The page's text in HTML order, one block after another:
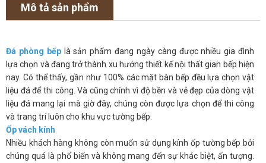
Mô tả sản phẩm
Đá phòng bếplà sản phẩm đang ngày càng được nhiều gia đình
lựa chọn và đang trở thành xu hướng thiết kế nội thất gian bếp hiện
nay. Có thể thấy, gần như 100% các mặt bàn bếp đều lựa chọn vật
liệu đá để thi công. Và cũng chính vì độ bền và vẻ đẹp của dòng vật
liệu đá mang lại mà giờ đây, chúng còn được lựa chọn để thi công
và trang trí luôn cho khu vực tường bếp.
Ốp vách kính
Nhiều khách hàng không còn muốn sử dụng kính ốp tường bếp bởi
chúng quá là phổ biến và không mang đến sự khác biệt, ấn tượng.